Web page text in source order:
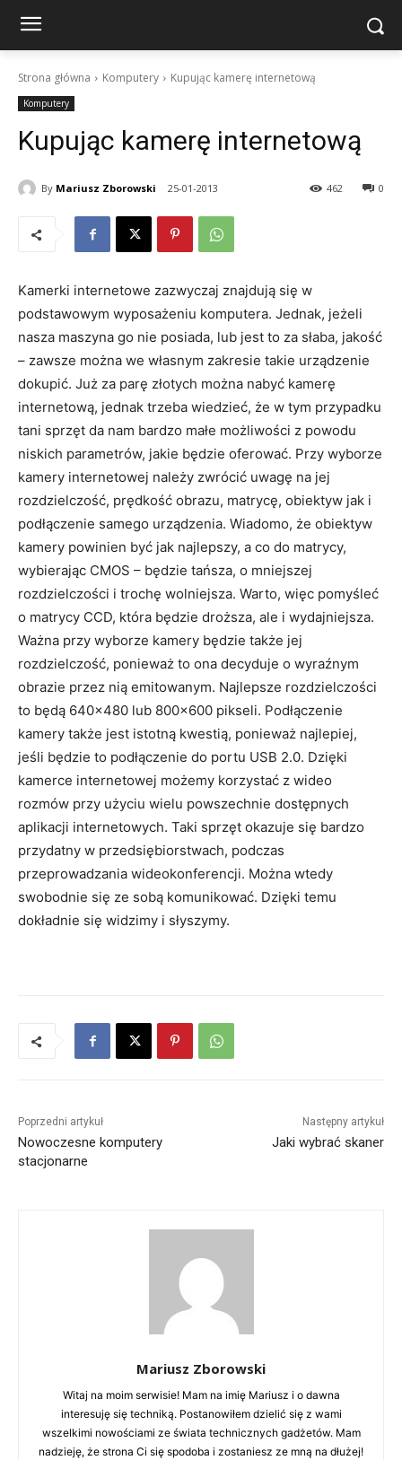
Strona główna Komputery Kupując kamerę internetową
Komputery
Kupując kamerę internetową
By Mariusz Zborowski 25-01-2013 0
462
Kamerki internetowe zazwyczaj znajdują się w
podstawowym wyposażeniu komputera. Jednak, jeżeli
nasza maszyna go nie posiada, lub jest to za słaba, jakość
– zawsze można we własnym zakresie takie urządzenie
dokupić. Już za parę złotych można nabyć kamerę
internetową, jednak trzeba wiedzieć, że w tym przypadku
tani sprzęt da nam bardzo małe możliwości z powodu
niskich parametrów, jakie będzie oferować. Przy wyborze
kamery internetowej należy zwrócić uwagę na jej
rozdzielczość, prędkość obrazu, matrycę, obiektyw jak i
podłączenie samego urządzenia. Wiadomo, że obiektyw
kamery powinien być jak najlepszy, a co do matrycy,
wybierając CMOS – będzie tańsza, o mniejszej
rozdzielczości i trochę wolniejsza. Warto, więc pomyśleć
o matrycy CCD, która będzie droższa, ale i wydajniejsza.
Ważna przy wyborze kamery będzie także jej
rozdzielczość, ponieważ to ona decyduje o wyraźnym
obrazie przez nią emitowanym. Najlepsze rozdzielczości
to będą 640×480 lub 800×600 pikseli. Podłączenie
kamery także jest istotną kwestią, ponieważ najlepiej,
jeśli będzie to podłączenie do portu USB 2.0. Dzięki
kamerce internetowej możemy korzystać z wideo
rozmów przy użyciu wielu powszechnie dostępnych
aplikacji internetowych. Taki sprzęt okazuje się bardzo
przydatny w przedsiębiorstwach, podczas
przeprowadzania wideokonferencji. Można wtedy
swobodnie się ze sobą komunikować. Dzięki temu
dokładnie się widzimy i słyszymy.
Poprzedni artykuł
Nowoczesne komputery
stacjonarne
Następny artykuł
Jaki wybrać skaner
Mariusz Zborowski
Witaj na moim serwisie! Mam na imię Mariusz i o dawna
interesuję się techniką. Postanowiłem dzielić się z wami
wszelkimi nowościami ze świata technicznych gadżetów. Mam
nadzieję, że strona Ci się spodoba i zostaniesz ze mną na dłużej!